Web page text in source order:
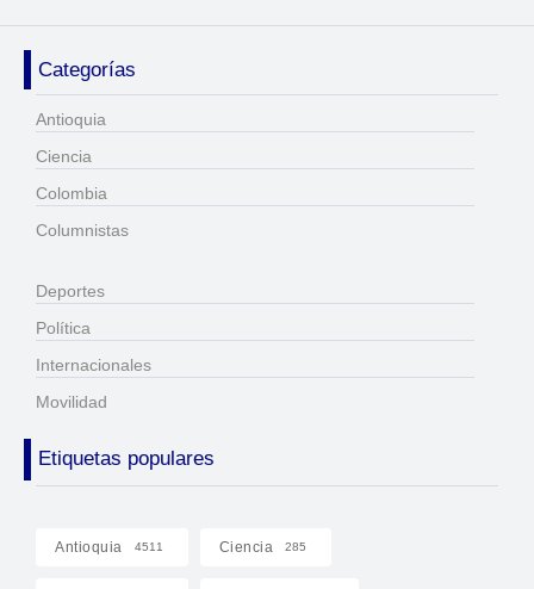
Categorías
Antioquia
Ciencia
Colombia
Columnistas
Deportes
Política
Internacionales
Movilidad
Etiquetas populares
Antioquia 4511 Ciencia 285